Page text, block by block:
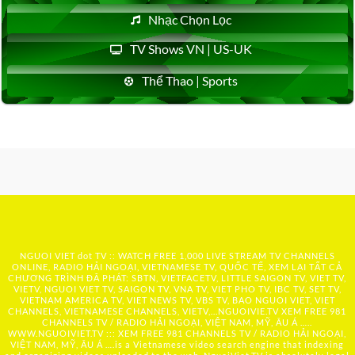
Nhạc Chọn Lọc
TV Shows VN | US-UK
Thể Thao | Sports
NGUOI VIET dot TV :: WATCH FREE 1,000 LIVE STREAM TV CHANNELS
ONLINE, RADIO HẢI NGOẠI, VIETNAMESE TV, QUỐC TẾ, XEM LẠI TẤT CẢ
CHƯƠNG TRÌNH ĐÃ PHÁT: SBTN, VIETFACETV, LITTLE SAIGON TV, VIET TV,
VIETV, NGUOI VIET TV, SAIGON TV, VNA TV, VIET PHO TV, IBC TV, SET TV,
VIETNAM AMERICA TV, VIET NEWS TV, VBS TV, BAO NGUOI VIET, VIET
CHANNELS, VIETNAMESE CHANNELS, VIETV,... NGUOIVIE.TV XEM FREE 981
CHANNELS TV / RADIO HẢI NGOẠI, VIỆT NAM, MỸ, ÂU Á …..
WWW.NGUOIVIET.TV ::: XEM FREE 981 CHANNELS TV / RADIO HẢI NGOẠI,
VIỆT NAM, MỸ, ÂU Á ….is a Vietnamese video search engine that indexing